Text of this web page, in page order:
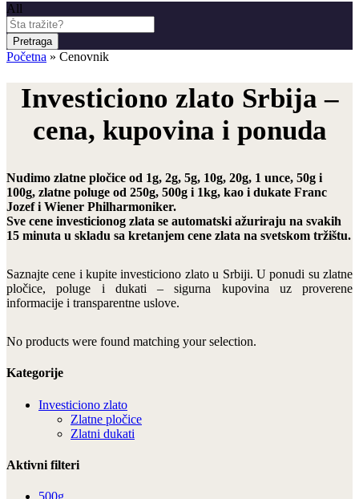
All
Pretraga
Početna » Cenovnik
Investiciono zlato Srbija –
cena, kupovina i ponuda
Nudimo zlatne pločice od 1g, 2g, 5g, 10g, 20g, 1 unce, 50g i
100g, zlatne poluge od 250g, 500g i 1kg, kao i dukate Franc
Jozef i Wiener Philharmoniker.
Sve cene investicionog zlata se automatski ažuriraju na svakih
15 minuta u skladu sa kretanjem cene zlata na svetskom tržištu.
Saznajte cene i kupite investiciono zlato u Srbiji. U ponudi su zlatne
pločice, poluge i dukati – sigurna kupovina uz proverene
informacije i transparentne uslove.
No products were found matching your selection.
Kategorije
Investiciono zlato
Zlatne pločice
Zlatni dukati
Aktivni filteri